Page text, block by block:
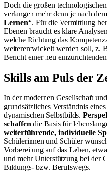
Doch die großen
verlangen mehr denn je nach
Lernen“. Für die Vermittlung
Ebenen braucht es klare
welche Richtung das
weiterentwickelt werden soll, z.
Bericht einer neu
Skills am Puls der
In der modernen Gesellschaft
grundsätzliches Verständnis
dynamischen Selbstbilds.
schaffen die Basis für
weiterführende, individuelle
Schülerinnen und Schüler
Vorbereitung auf das Leben,
und mehr Unterstützung bei der
Bildungs- bzw. Berufswegs.